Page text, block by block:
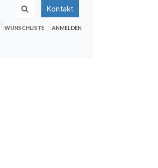
Kontakt
WUNSCHLISTE ANMELDEN